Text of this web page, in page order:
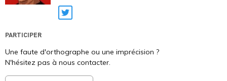
Twitter
PARTICIPER
Une faute d'orthographe ou une imprécision ?
N'hésitez pas à nous contacter.